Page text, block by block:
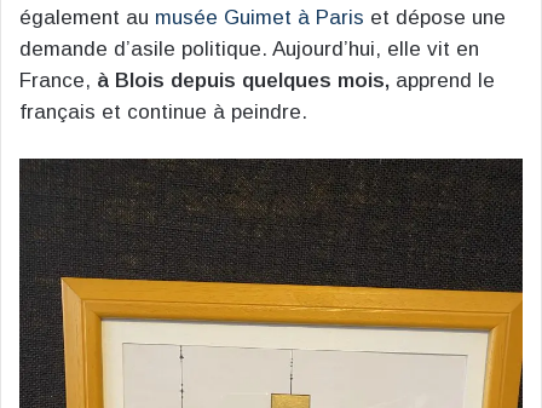
également au musée Guimet à Paris et dépose une
demande d’asile politique. Aujourd’hui, elle vit en
France, à Blois depuis quelques mois, apprend le
français et continue à peindre.